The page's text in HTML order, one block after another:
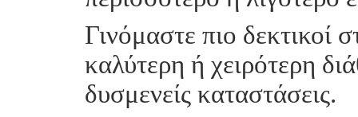
Γινόμαστε πιο δεκτικοί
καλύτερη ή χειρότερη
δυσμενείς καταστάσεις.